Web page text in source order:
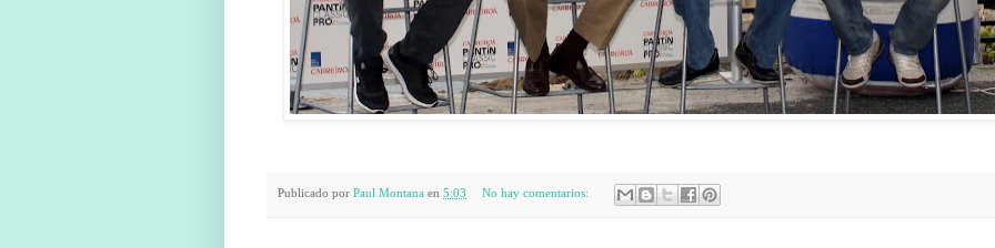
Publicado por Paul Montana en 5:03 No hay comentarios: